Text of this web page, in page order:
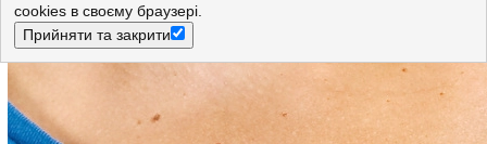
cookies в своєму браузері.
Прийняти та закрити